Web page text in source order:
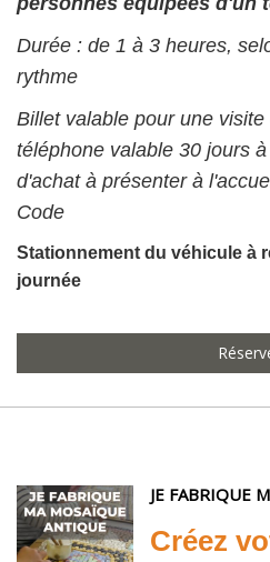
Durée : de 1 à 3 heures,
rythme
Billet valable pour une
téléphone valable 30 jours
d'achat à présenter à
Code
Stationnement du véhicule à
journée
JE FABRIQUE
Créez